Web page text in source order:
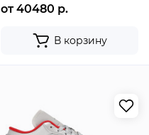
от 40480 р.
В корзину